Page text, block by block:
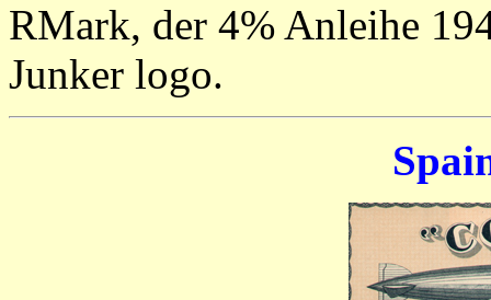
RMark, der 4% Anleihe
Junker logo.